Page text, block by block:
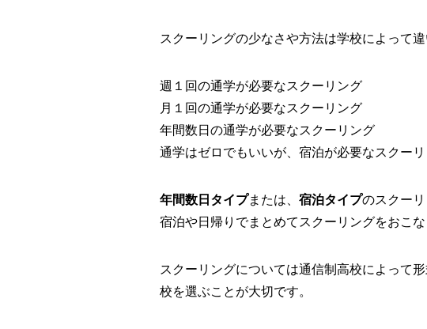
スクーリングの少なさや方法は学校によって違
週１回の通学が必要なスクーリング
月１回の通学が必要なスクーリング
年間数日の通学が必要なスクーリング
通学はゼロでもいいが、宿泊が必要なスクー
年間数日タイプまたは、 宿泊タイプのスクー
宿泊や日帰りでまとめてスクーリングをおこ
スクーリングについては通信制高校によって
校を選ぶことが大切です。